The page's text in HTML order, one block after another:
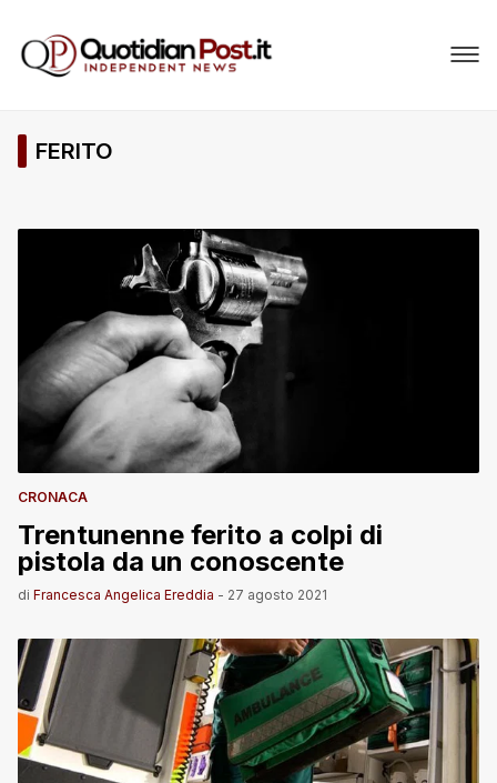
FERITO
CRONACA
Trentunenne ferito a colpi di
pistola da un conoscente
di Francesca Angelica Ereddia - 27 agosto 2021